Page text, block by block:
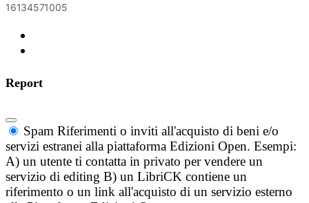
16134571005
Report
Spam Riferimenti o inviti all'acquisto di beni e/o
servizi estranei alla piattaforma Edizioni Open. Esempi:
A) un utente ti contatta in privato per vendere un
servizio di editing B) un LibriCK contiene un
riferimento o un link all'acquisto di un servizio esterno